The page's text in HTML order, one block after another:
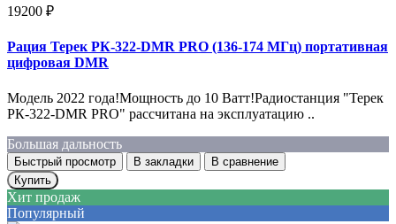
19200 ₽
Рация Терек РК-322-DMR PRO (136-174 МГц) портативная
цифровая DMR
Модель 2022 года!Мощность до 10 Ватт!Радиостанция "Терек
РК-322-DMR PRO" рассчитана на эксплуатацию ..
Большая дальность
Быстрый просмотр В закладки
В сравнение
Купить
Хит продаж
Популярный